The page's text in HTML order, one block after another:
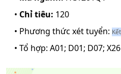
• Chỉ tiêu: 120
• Phương thức xét tuyển:
• Tổ hợp: A01; D01; D07; X26